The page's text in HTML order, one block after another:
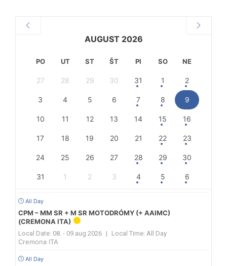
AUGUST 2026
PO UT ST ŠT PI SO NE
27 28 29 30 31 1 2
3 4 5 6 7 8 9
10 11 12 13 14 15 16
17 18 19 20 21 22 23
24 25 26 27 28 29 30
31 1 2 3 4 5 6
All Day
CPM – MM SR + M SR MOTODRÓMY (+ AAIMC)
(CREMONA ITA)
Local Date: 08. - 09.aug 2026 | Local Time: All Day
Cremona ITA
All Day